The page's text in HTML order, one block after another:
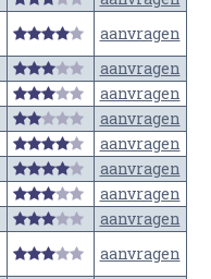
aanvragen
aanvragen
aanvragen
aanvragen
aanvragen
aanvragen
aanvragen
aanvragen
aanvragen